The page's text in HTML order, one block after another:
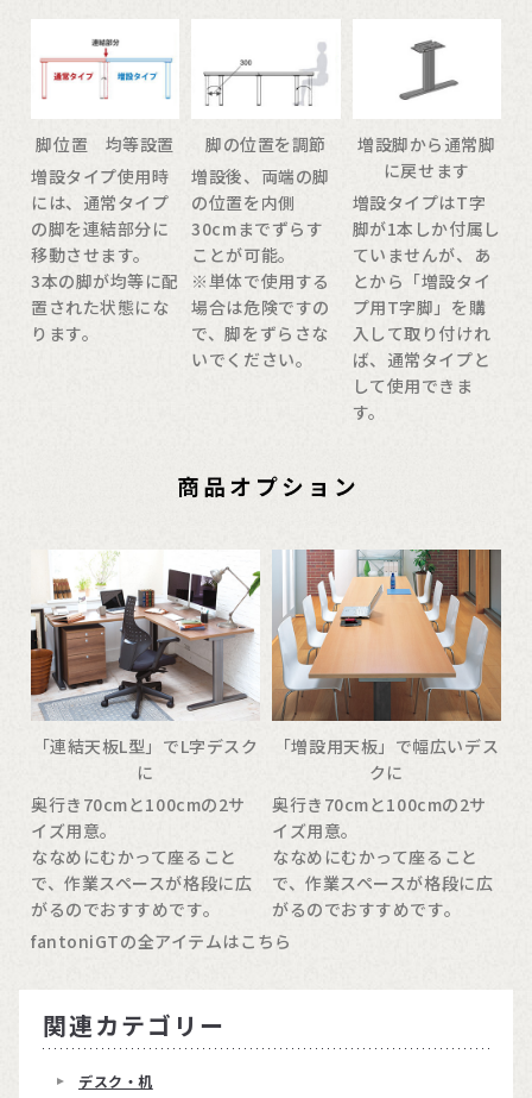
脚位置 均等設置
増設タイプ使用時
には、通常タイプ
の脚を連結部分に
移動させます。
3本の脚が均等に配
置された状態にな
ります。
脚の位置を調節
増設後、両端の脚
の位置を内側
30cmまでずらす
ことが可能。
※単体で使用する
場合は危険ですの
で、脚をずらさな
いでください。
増設脚から通常脚
に戻せます
増設タイプはT字
脚が1本しか付属し
ていませんが、あ
とから「増設タイ
プ用T字脚」を購
入して取り付けれ
ば、通常タイプと
して使用できま
す。
「連結天板L型」でL字デスク
に
奥行き70cmと100cmの2サ
イズ用意。
ななめにむかって座ること
で、作業スペースが格段に広
がるのでおすすめです。
「増設用天板」で幅広いデス
クに
奥行き70cmと100cmの2サ
イズ用意。
ななめにむかって座ること
で、作業スペースが格段に広
がるのでおすすめです。
fantoniGTの全アイテムはこちら
関連カテゴリー
デスク・机